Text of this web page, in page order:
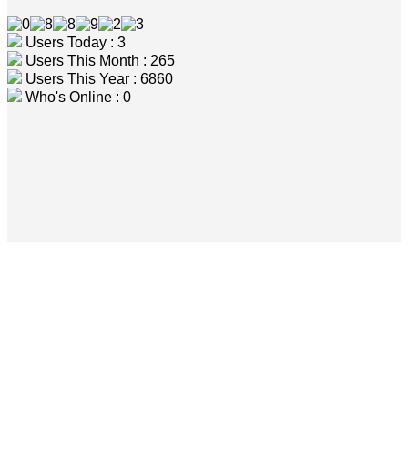
Users Today : 3
Users This Month : 265
Users This Year : 6860
Who's Online : 0